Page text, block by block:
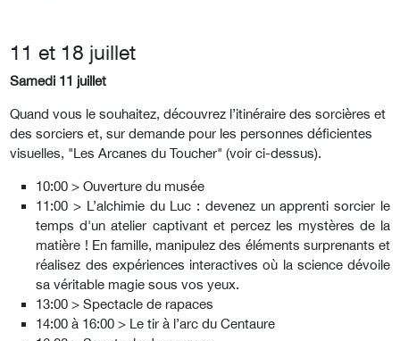
11 et 18 juillet
Samedi 11 juillet
Quand vous le souhaitez, découvrez l’itinéraire des sorcières et
des sorciers et, sur demande pour les personnes déficientes
visuelles, "Les Arcanes du Toucher" (voir ci-dessus).
10:00 > Ouverture du musée
11:00 > L’alchimie du Luc : devenez un apprenti sorcier le
temps d'un atelier captivant et percez les mystères de la
matière ! En famille, manipulez des éléments surprenants et
réalisez des expériences interactives où la science dévoile
sa véritable magie sous vos yeux.
13:00 > Spectacle de rapaces
14:00 à 16:00 > Le tir à l’arc du Centaure